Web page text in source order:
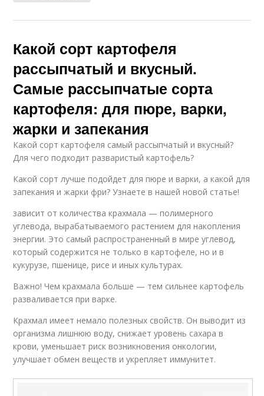
Какой сорт картофеля
рассыпчатый и вкусный.
Самые рассыпчатые сорта
картофеля: для пюре, варки,
жарки и запекания
Какой сорт картофеля самый рассыпчатый и вкусный?
Для чего подходит разваристый картофель?
Какой сорт лучше подойдет для пюре и варки, а какой для
запекания и жарки фри? Узнаете в нашей новой статье!
зависит от количества крахмала — полимерного
углевода, вырабатываемого растением для накопления
энергии. Это самый распространенный в мире углевод,
который содержится не только в картофеле, но и в
кукурузе, пшенице, рисе и иных культурах.
Важно! Чем крахмала больше — тем сильнее картофель
разваливается при варке.
Крахмал имеет немало полезных свойств. Он выводит из
организма лишнюю воду, снижает уровень сахара в
крови, уменьшает риск возникновения онкологии,
улучшает обмен веществ и укрепляет иммунитет.